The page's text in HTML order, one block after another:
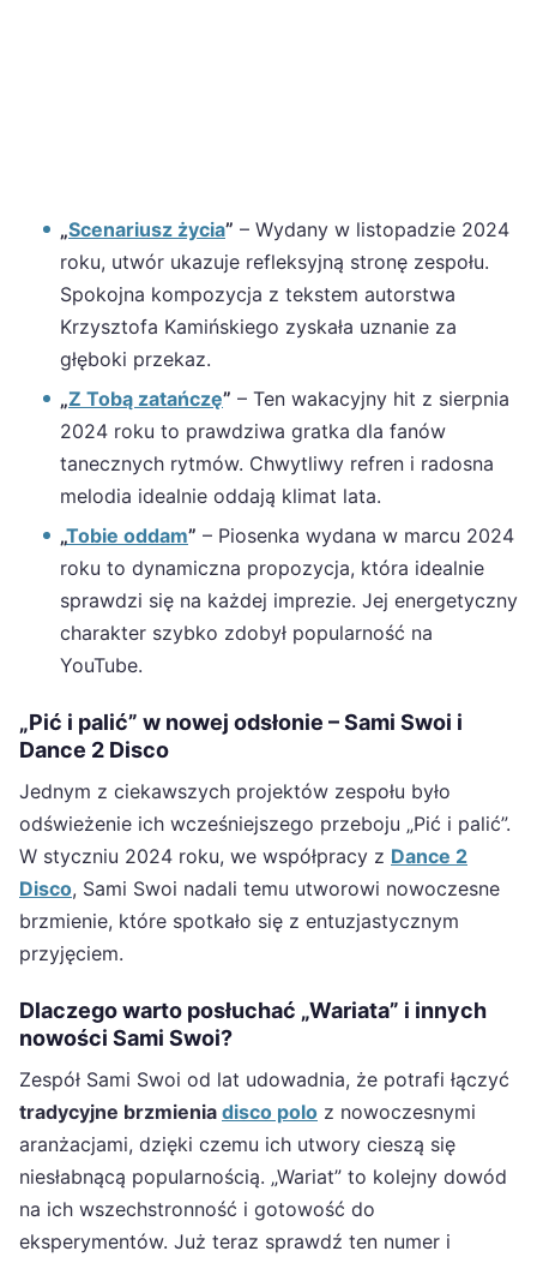
„Scenariusz życia” – Wydany w listopadzie 2024
roku, utwór ukazuje refleksyjną stronę zespołu.
Spokojna kompozycja z tekstem autorstwa
Krzysztofa Kamińskiego zyskała uznanie za
głęboki przekaz.
„Z Tobą zatańczę” – Ten wakacyjny hit z sierpnia
2024 roku to prawdziwa gratka dla fanów
tanecznych rytmów. Chwytliwy refren i radosna
melodia idealnie oddają klimat lata.
„Tobie oddam” – Piosenka wydana w marcu 2024
roku to dynamiczna propozycja, która idealnie
sprawdzi się na każdej imprezie. Jej energetyczny
charakter szybko zdobył popularność na
YouTube.
„Pić i palić” w nowej odsłonie – Sami Swoi i
Dance 2 Disco
Jednym z ciekawszych projektów zespołu było
odświeżenie ich wcześniejszego przeboju „Pić i palić”.
W styczniu 2024 roku, we współpracy z Dance 2
Disco, Sami Swoi nadali temu utworowi nowoczesne
brzmienie, które spotkało się z entuzjastycznym
przyjęciem.
Dlaczego warto posłuchać „Wariata” i innych
nowości Sami Swoi?
Zespół Sami Swoi od lat udowadnia, że potrafi łączyć
tradycyjne brzmienia disco polo z nowoczesnymi
aranżacjami, dzięki czemu ich utwory cieszą się
niesłabnącą popularnością. „Wariat” to kolejny dowód
na ich wszechstronność i gotowość do
eksperymentów. Już teraz sprawdź ten numer i